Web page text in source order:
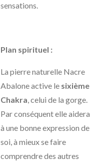
sensations.
Plan spirituel :
La pierre naturelle Nacre
Abalone active le sixième
Chakra, celui de la gorge.
Par conséquent elle aidera
à une bonne expression de
soi, à mieux se faire
comprendre des autres